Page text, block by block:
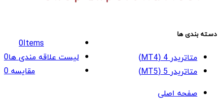
0Items
لیست علاقه مندی ها0
مقایسه0
دسته بندی ها
متاتریدر 4 (MT4)
متاتریدر 5 (MT5)
صفحه اصلی